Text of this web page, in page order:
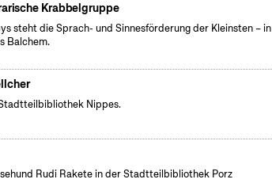
Krabbelgruppe
steht die Sprach- und Sinnesförderung der Kleinsten – in
Balchem.
Nippes.
Rudi Rakete in der Stadtteilbibliothek Porz